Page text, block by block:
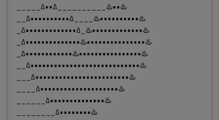
_____∆••∆__________♨️••♨️
__∆••••••••••∆____♨️••••••••••♨️
_∆•••••••••••••∆_♨️•••••••••••••♨️
_∆••••••••••••••♨️•••••••••••••••♨️
_∆••••••••••••♨️••••••••••••••••♨️
__∆••••••••••••••••••••••••••••♨️
___∆••••••••••••••••••••••••♨️
____∆••••••••••••••••••••♨️
______∆••••••••••••••♨️
________∆••••••••♨️